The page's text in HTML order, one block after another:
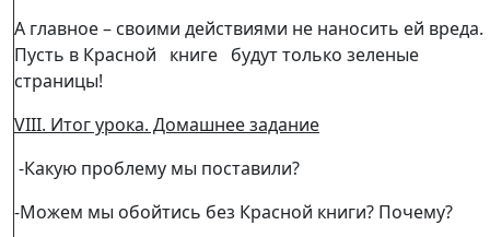
А главное – своими действиями не наносить ей вреда.
Пусть в Красной книге будут только зеленые
страницы!
VIII. Итог урока. Домашнее задание
-Какую проблему мы поставили?
-Можем мы обойтись без Красной книги? Почему?